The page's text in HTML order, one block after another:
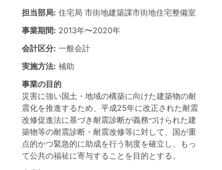
担当部局: 住宅局 市街地建築課市街地住宅整備室
事業期間: 2013年〜2020年
会計区分: 一般会計
実施方法: 補助
事業の目的
災害に強い国土・地域の構築に向けた建築物の耐
震化を推進するため、平成25年に改正された耐震
改修促進法に基づき耐震診断が義務づけられた建
築物等の耐震診断・耐震改修等に対して、国が重
点的かつ緊急的に助成を行う制度を確立し、もっ
て公共の福祉に寄与することを目的とする。